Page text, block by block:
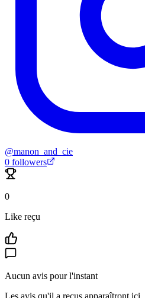
@manon_and_cie
0 followers
0
Like reçu
Aucun avis pour l'instant